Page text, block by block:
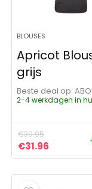
BLOUSES
Apricot
grijs
Beste deal op:
2-4 werkdagen in
€39.95
€31.96 Huidige